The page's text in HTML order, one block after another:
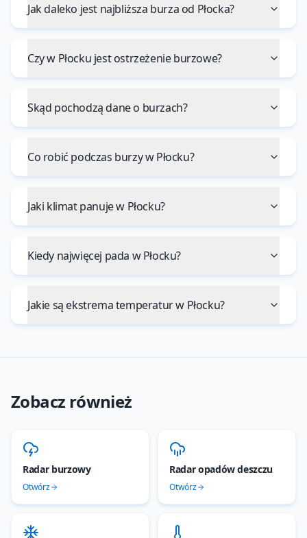
Jak daleko jest najbliższa burza od Płocka?
Czy w Płocku jest ostrzeżenie burzowe?
Skąd pochodzą dane o burzach?
Co robić podczas burzy w Płocku?
Jaki klimat panuje w Płocku?
Kiedy najwięcej pada w Płocku?
Jakie są ekstrema temperatur w Płocku?
Zobacz również
Radar burzowy
Otwórz
Radar opadów deszczu
Otwórz